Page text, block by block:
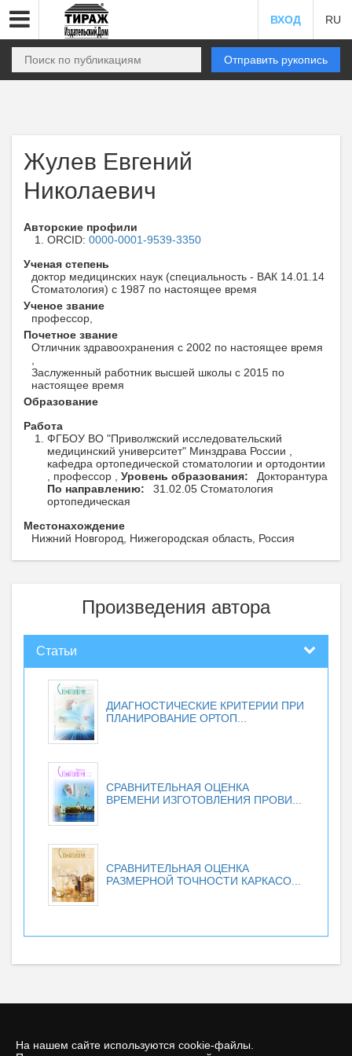
На нашем сайте используются cookie-файлы.
ВХОД RU
Отправить рукопись
Жулев Евгений
Николаевич
Авторские профили
ORCID: 0000-0001-9539-3350
Ученая степень
доктор медицинских наук (специальность - ВАК 14.01.14
Стоматология) с 1987 по настоящее время
Ученое звание
профессор,
Почетное звание
Отличник здравоохранения с 2002 по настоящее время
Заслуженный работник высшей школы с 2015 по
настоящее время
Образование
Работа
ФГБОУ ВО "Приволжский исследовательский
медицинский университет" Минздрава России ,
кафедра ортопедической стоматологии и ортодонтии
, профессор , Уровень образования:
Докторантура
По направлению:
31.02.05 Стоматология
ортопедическая
Местонахождение
Нижний Новгород, Нижегородская область, Россия
Произведения автора
Статьи
ДИАГНОСТИЧЕСКИЕ КРИТЕРИИ ПРИ
ПЛАНИРОВАНИЕ ОРТОП...
СРАВНИТЕЛЬНАЯ ОЦЕНКА
ВРЕМЕНИ ИЗГОТОВЛЕНИЯ ПРОВИ...
СРАВНИТЕЛЬНАЯ ОЦЕНКА
РАЗМЕРНОЙ ТОЧНОСТИ КАРКАСО...